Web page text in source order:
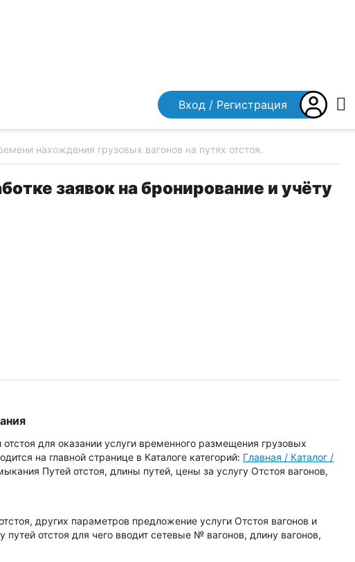
Вход / Регистрация
нахождения грузовых вагонов на путях отстоя.
заявок на бронирование и учёту
для оказании услуги временного размещения грузовых
на главной странице в Каталоге категорий: Главная / Каталог /
Путей отстоя, длины путей, цены за услугу Отстоя вагонов,
других параметров предложение услуги Отстоя вагонов и
отстоя для чего вводит сетевые № вагонов, длину вагонов,